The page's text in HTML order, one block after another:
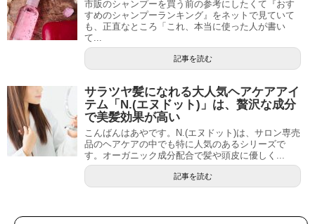
市販のシャンプーを買う前の参考にしたくて『おす
すめのシャンプーランキング』をネットで見ていて
も、正直なところ「これ、本当に使った人が書い
て...
記事を読む
サラツヤ髪になれる大人気ヘアケアアイ
テム「N.(エヌドット)」は、贅沢な成分
で美髪効果が高い
こんばんはあやです。N.(エヌドット)は、サロン専売
品のヘアケアの中でも特に人気のあるシリーズで
す。オーガニック成分配合で髪や頭皮に優しく...
記事を読む